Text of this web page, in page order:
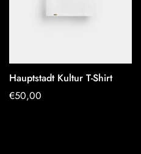
OPTIONEN
AUSWÄHLEN
Hauptstadt Kultur T-Shirt
Regulärer
€50,00